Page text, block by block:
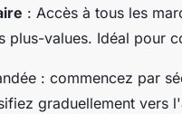
: Accès à tous les
plus-values. Idéal pour
: commencez par
graduellement vers